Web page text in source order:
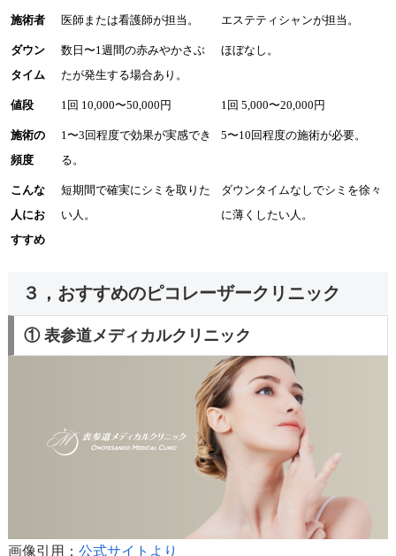
施術者 医師または看護師が担当。 エステティシャンが担当。
ダウン
タイム
数日〜1週間の赤みやかさぶ
たが発生する場合あり。
ほぼなし。
値段 1回 10,000〜50,000円 1回 5,000〜20,000円
施術の
頻度
1〜3回程度で効果が実感でき
る。
5〜10回程度の施術が必要。
こんな
人にお
すすめ
短期間で確実にシミを取りた
い人。
ダウンタイムなしでシミを徐々
に薄くしたい人。
３，おすすめのピコレーザークリニック
① 表参道メディカルクリニック
画像引用： 公式サイトより